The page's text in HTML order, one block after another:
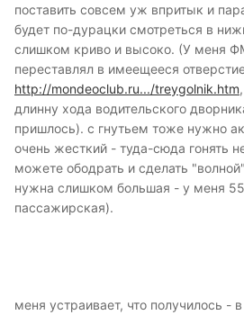
поставить совсем уж впритык и
будет по-дурацки смотреться в
слишком криво и высоко. (У меня
переставлял в имеещееся
http://mondeoclub.ru.../treygolnik.htm
длинну хода водительского
пришлось). с гнутьем тоже нужно
очень жесткий - туда-сюда гонять
можете ободрать и сделать
нужна слишком большая - у меня
пассажирская).
меня устраивает, что получилось -